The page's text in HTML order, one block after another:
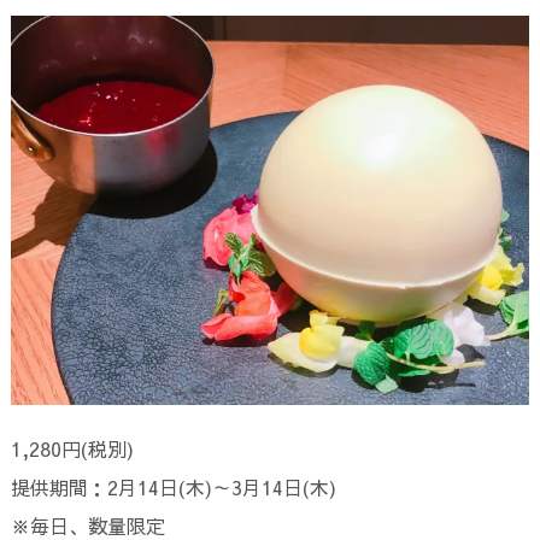
1,280円(税別)
提供期間：2月14日(木)～3月14日(木)
※毎日、数量限定